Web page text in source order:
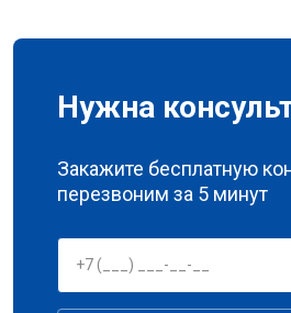
Нужна
Закажите бесплатную
перезвоним за 5 минут